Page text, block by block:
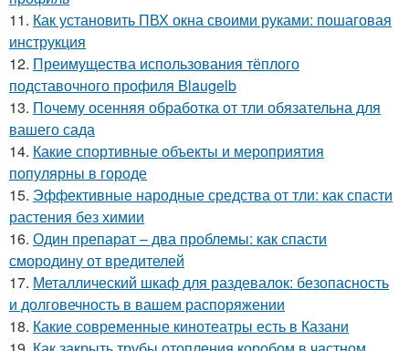
11. Как установить ПВХ окна своими руками: пошаговая
инструкция
12. Преимущества использования тёплого
подставочного профиля Blaugelb
13. Почему осенняя обработка от тли обязательна для
вашего сада
14. Какие спортивные объекты и мероприятия
популярны в городе
15. Эффективные народные средства от тли: как спасти
растения без химии
16. Один препарат – два проблемы: как спасти
смородину от вредителей
17. Металлический шкаф для раздевалок: безопасность
и долговечность в вашем распоряжении
18. Какие современные кинотеатры есть в Казани